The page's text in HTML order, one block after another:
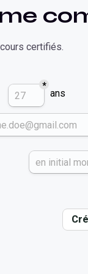
certifiés.